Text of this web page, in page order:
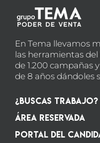
En Tema llevamos
las herramientas
de 1.200 campañas
de 8 años dándoles
¿Buscas Trabajo?
Área Reservada
Portal del